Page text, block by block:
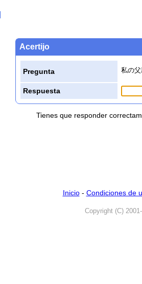
Acertijo
Pregunta 私の
Respuesta
Tienes que responder
Inicio- Condiciones de
Copyright (C)